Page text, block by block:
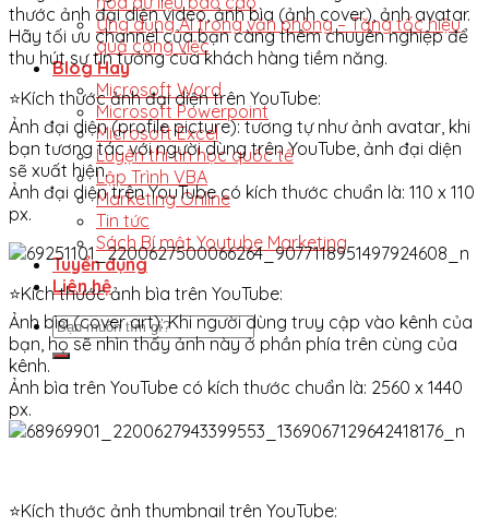
Ứng dụng AI trong văn phòng – Tăng tốc hiệu
quả công việc
Blog Hay
Microsoft Word
Microsoft Powerpoint
Microsoft Excel
Luyện thi tin học quốc tế
Lập Trình VBA
Marketing Online
Tin tức
Sách Bí mật Youtube Marketing
Tuyển dụng
Liên hệ
thước ảnh đại diện video, ảnh bìa (ảnh cover), ảnh avatar.
Hãy tối ưu channel của bạn càng thêm chuyên nghiệp để
thu hút sự tin tưởng của khách hàng tiềm năng.
⭐Kích thước ảnh đại diện trên YouTube:
Ảnh đại diện (profile picture): tương tự như ảnh avatar, khi
bạn tương tác với người dùng trên YouTube, ảnh đại diện
sẽ xuất hiện.
Ảnh đại diện trên YouTube có kích thước chuẩn là: 110 x 110
px.
⭐Kích thước ảnh bìa trên YouTube:
Ảnh bìa (cover art): Khi người dùng truy cập vào kênh của
bạn, họ sẽ nhìn thấy ảnh này ở phần phía trên cùng của
kênh.
Ảnh bìa trên YouTube có kích thước chuẩn là: 2560 x 1440
px.
⭐Kích thước ảnh thumbnail trên YouTube: